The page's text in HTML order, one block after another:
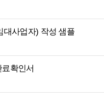
대사업자) 작성 샘플
확인서